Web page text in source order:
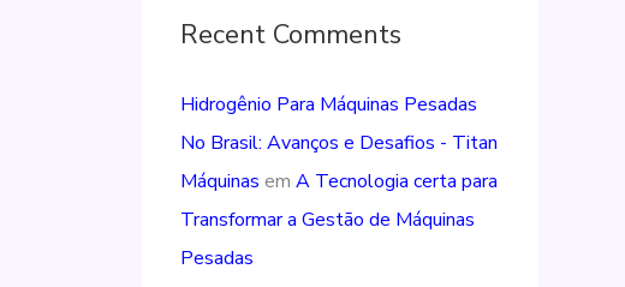
Recent Comments
Hidrogênio Para Máquinas Pesadas
No Brasil: Avanços e Desafios - Titan
Máquinas em A Tecnologia certa para
Transformar a Gestão de Máquinas
Pesadas